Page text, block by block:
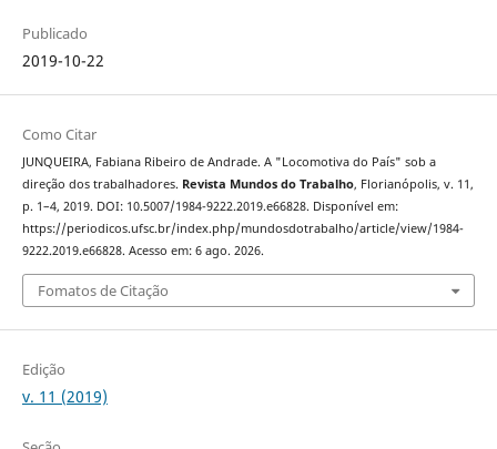
Publicado
2019-10-22
Como Citar
JUNQUEIRA, Fabiana Ribeiro de Andrade. A "Locomotiva do País" sob a
direção dos trabalhadores. Revista Mundos do Trabalho, Florianópolis, v. 11,
p. 1–4, 2019. DOI: 10.5007/1984-9222.2019.e66828. Disponível em:
https://periodicos.ufsc.br/index.php/mundosdotrabalho/article/view/1984-
9222.2019.e66828. Acesso em: 6 ago. 2026.
Fomatos de Citação
Edição
v. 11 (2019)